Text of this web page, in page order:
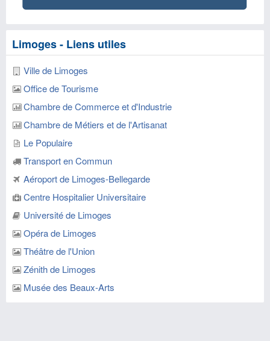
Limoges - Liens utiles
Ville de Limoges
Office de Tourisme
Chambre de Commerce et d'Industrie
Chambre de Métiers et de l'Artisanat
Le Populaire
Transport en Commun
Aéroport de Limoges-Bellegarde
Centre Hospitalier Universitaire
Université de Limoges
Opéra de Limoges
Théâtre de l'Union
Zénith de Limoges
Musée des Beaux-Arts